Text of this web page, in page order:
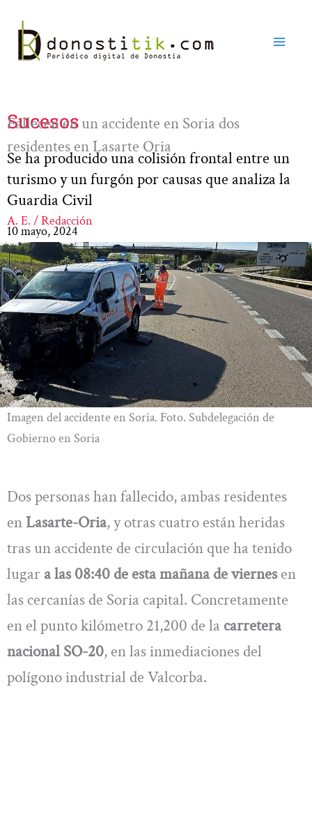
contenido
Sucesos
Fallecen en un accidente en Soria dos
residentes en Lasarte Oria
Se ha producido una colisión frontal entre un
turismo y un furgón por causas que analiza la
Guardia Civil
A. E. / Redacción
10 mayo, 2024
Imagen del accidente en Soria. Foto. Subdelegación de
Gobierno en Soria
Dos personas han fallecido, ambas residentes
en Lasarte-Oria, y otras cuatro están heridas
tras un accidente de circulación que ha tenido
lugar a las 08:40 de esta mañana de viernesen
las cercanías de Soria capital. Concretamente
en el punto kilómetro 21,200 de la carretera
nacional SO-20, en las inmediaciones del
polígono industrial de Valcorba.